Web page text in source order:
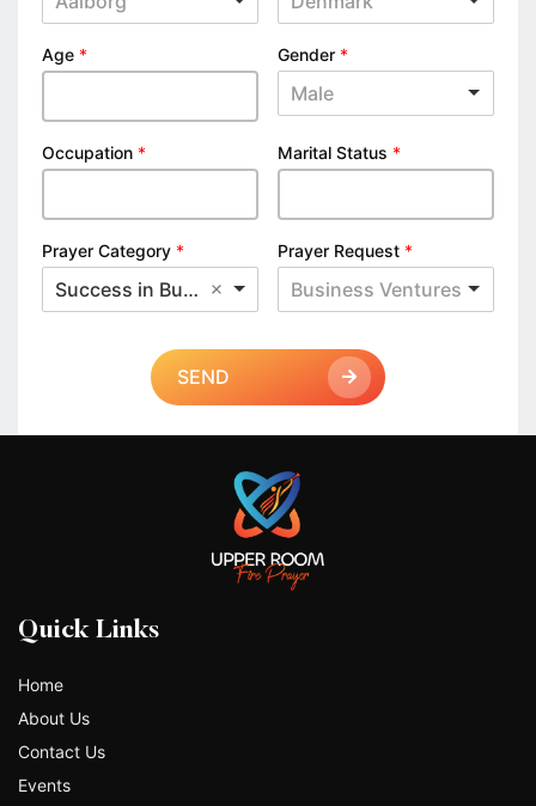
Age * Gender *
Male
Occupation * Marital Status *
Prayer Category *
Success in Business
Prayer Request *
Business Ventures
SEND
Quick Links
Home
About Us
Contact Us
Events